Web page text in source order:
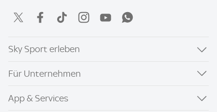
Sky Sport erleben
Für Unternehmen
App & Services